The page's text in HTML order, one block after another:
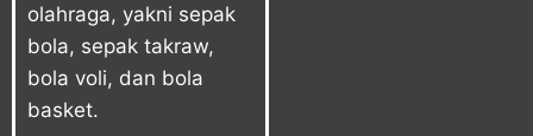
olahraga, yakni sepak
bola, sepak takraw,
bola voli, dan bola
basket.